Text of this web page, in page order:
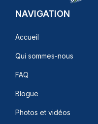
NAVIGATION
Accueil
Qui sommes-nous
FAQ
Blogue
Photos et vidéos